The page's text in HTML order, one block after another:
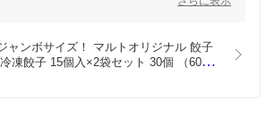
ボ餃子が「もっちり大きい餃子を食べたい
ける一品であり続けられるよう努めてまいり
ャンボサイズ！ マルトオリジナル 餃子
凍餃子 15個入×2袋セット 30個 （600ｇ